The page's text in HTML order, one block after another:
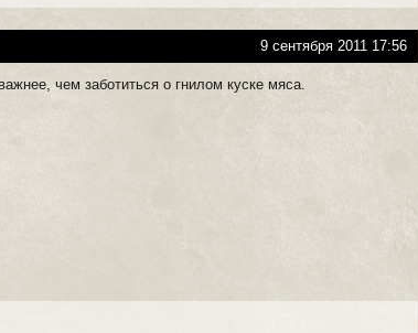
9 сентября 2011 17:56
чем заботиться о гнилом куске мяса.